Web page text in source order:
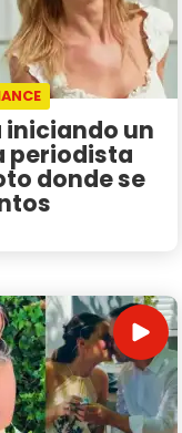
iniciando un
periodista
donde se